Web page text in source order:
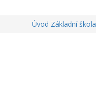
Úvod Základní škola